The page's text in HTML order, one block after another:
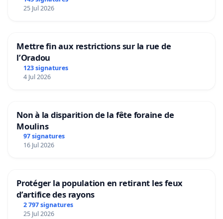
25 Jul 2026
Mettre fin aux restrictions sur la rue de
l’Oradou
123 signatures
4 Jul 2026
Non à la disparition de la fête foraine de
Moulins
97 signatures
16 Jul 2026
Protéger la population en retirant les feux
d’artifice des rayons
2 797 signatures
25 Jul 2026